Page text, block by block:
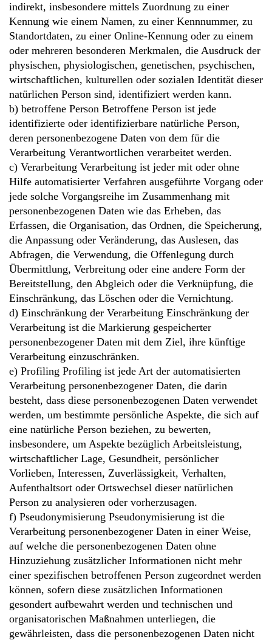
indirekt, insbesondere mittels Zuordnung zu einer
Kennung wie einem Namen, zu einer Kennnummer, zu
Standortdaten, zu einer Online-Kennung oder zu einem
oder mehreren besonderen Merkmalen, die Ausdruck der
physischen, physiologischen, genetischen, psychischen,
wirtschaftlichen, kulturellen oder sozialen Identität dieser
natürlichen Person sind, identifiziert werden kann.
b) betroffene Person Betroffene Person ist jede
identifizierte oder identifizierbare natürliche Person,
deren personenbezogene Daten von dem für die
Verarbeitung Verantwortlichen verarbeitet werden.
c) Verarbeitung Verarbeitung ist jeder mit oder ohne
Hilfe automatisierter Verfahren ausgeführte Vorgang oder
jede solche Vorgangsreihe im Zusammenhang mit
personenbezogenen Daten wie das Erheben, das
Erfassen, die Organisation, das Ordnen, die Speicherung,
die Anpassung oder Veränderung, das Auslesen, das
Abfragen, die Verwendung, die Offenlegung durch
Übermittlung, Verbreitung oder eine andere Form der
Bereitstellung, den Abgleich oder die Verknüpfung, die
Einschränkung, das Löschen oder die Vernichtung.
d) Einschränkung der Verarbeitung Einschränkung der
Verarbeitung ist die Markierung gespeicherter
personenbezogener Daten mit dem Ziel, ihre künftige
Verarbeitung einzuschränken.
e) Profiling Profiling ist jede Art der automatisierten
Verarbeitung personenbezogener Daten, die darin
besteht, dass diese personenbezogenen Daten verwendet
werden, um bestimmte persönliche Aspekte, die sich auf
eine natürliche Person beziehen, zu bewerten,
insbesondere, um Aspekte bezüglich Arbeitsleistung,
wirtschaftlicher Lage, Gesundheit, persönlicher
Vorlieben, Interessen, Zuverlässigkeit, Verhalten,
Aufenthaltsort oder Ortswechsel dieser natürlichen
Person zu analysieren oder vorherzusagen.
f) Pseudonymisierung Pseudonymisierung ist die
Verarbeitung personenbezogener Daten in einer Weise,
auf welche die personenbezogenen Daten ohne
Hinzuziehung zusätzlicher Informationen nicht mehr
einer spezifischen betroffenen Person zugeordnet werden
können, sofern diese zusätzlichen Informationen
gesondert aufbewahrt werden und technischen und
organisatorischen Maßnahmen unterliegen, die
gewährleisten, dass die personenbezogenen Daten nicht